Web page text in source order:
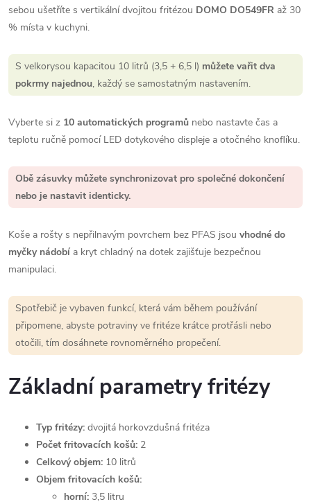
sebou ušetříte s vertikální dvojitou fritézou DOMO DO549FR až 30
% místa v kuchyni.
S velkorysou kapacitou 10 litrů (3,5 + 6,5 l) můžete vařit dva
pokrmy najednou, každý se samostatným nastavením.
Vyberte si z 10 automatických programů nebo nastavte čas a
teplotu ručně pomocí LED dotykového displeje a otočného knoflíku.
Obě zásuvky můžete synchronizovat pro společné dokončení
nebo je nastavit identicky.
Koše a rošty s nepřilnavým povrchem bez PFAS jsou vhodné do
myčky nádobí a kryt chladný na dotek zajišťuje bezpečnou
manipulaci.
Spotřebič je vybaven funkcí, která vám během používání
připomene, abyste potraviny ve fritéze krátce protřásli nebo
otočili, tím dosáhnete rovnoměrného propečení.
Základní parametry fritézy
Typ fritézy: dvojitá horkovzdušná fritéza
Počet fritovacích košů: 2
Celkový objem: 10 litrů
Objem fritovacích košů:
horní: 3,5 litru